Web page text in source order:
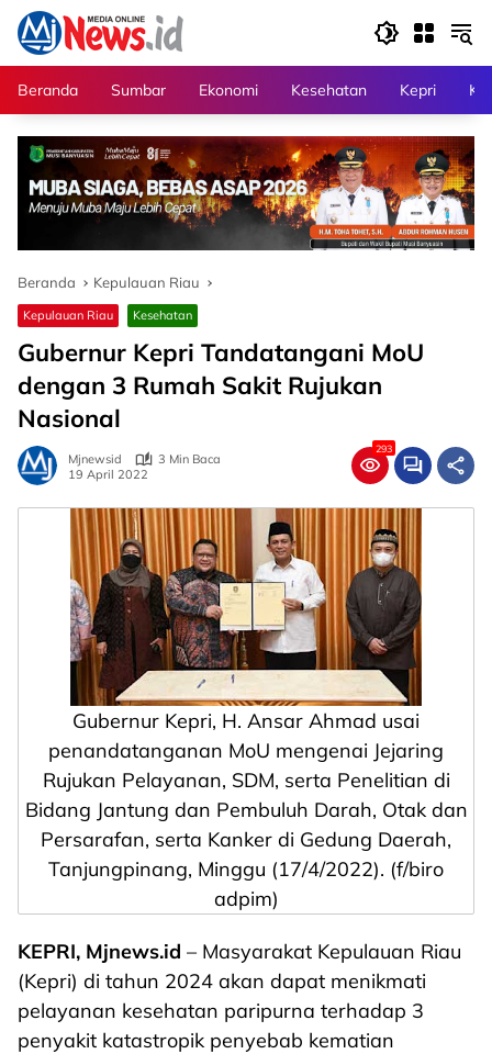
Langsung
konten
Beranda
Sumbar Ekonomi Kesehatan Kepri
Beranda Kepulauan Riau
Kepulauan Riau Kesehatan
Gubernur Kepri Tandatangani MoU
dengan 3 Rumah Sakit Rujukan
Nasional
Mjnewsid
3 Min Baca
19 April 2022
293
Gubernur Kepri, H. Ansar Ahmad usai
penandatanganan MoU mengenai Jejaring
Rujukan Pelayanan, SDM, serta Penelitian di
Bidang Jantung dan Pembuluh Darah, Otak dan
Persarafan, serta Kanker di Gedung Daerah,
Tanjungpinang, Minggu (17/4/2022). (f/biro
adpim)
KEPRI, Mjnews.id – Masyarakat Kepulauan Riau
(Kepri) di tahun 2024 akan dapat menikmati
pelayanan kesehatan paripurna terhadap 3
penyakit katastropik penyebab kematian